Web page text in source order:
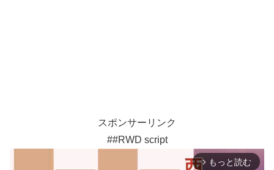
スポンサーリンク
##RWD script
arrow_forward_ios もっと読む